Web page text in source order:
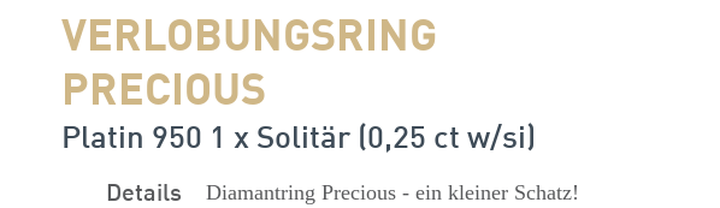
VERLOBUNGSRING
PRECIOUS
Platin 950 1 x Solitär (0,25 ct w/si)
Details
Diamantring Precious - ein kleiner Schatz!